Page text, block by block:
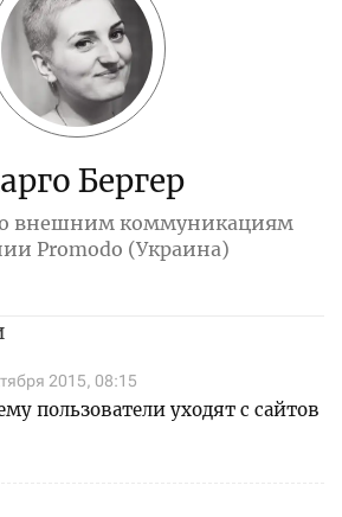
Бергер
внешним коммуникациям
Promodo (Украина)
2015, 08:15
пользователи уходят с сайтов